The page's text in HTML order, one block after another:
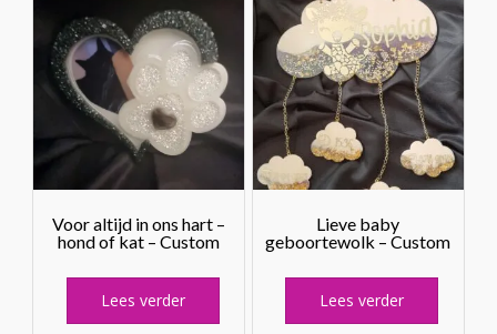
Voor altijd in ons hart –
hond of kat – Custom
Lees verder
Lieve baby
geboortewolk – Custom
Lees verder